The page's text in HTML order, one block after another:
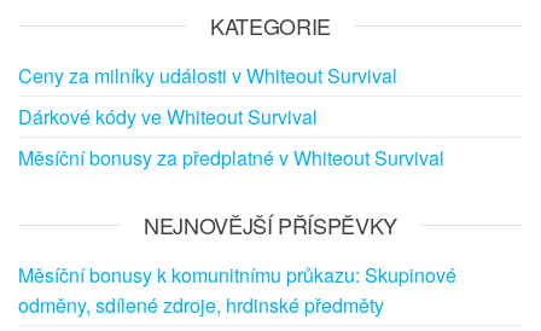
KATEGORIE
Ceny za milníky události v Whiteout Survival
Dárkové kódy ve Whiteout Survival
Měsíční bonusy za předplatné v Whiteout Survival
NEJNOVĚJŠÍ PŘÍSPĚVKY
Měsíční bonusy k komunitnímu průkazu: Skupinové
odměny, sdílené zdroje, hrdinské předměty